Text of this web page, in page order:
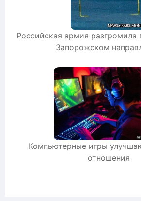
Российская армия разгромила
Запорожском
Компьютерные игры
отношения